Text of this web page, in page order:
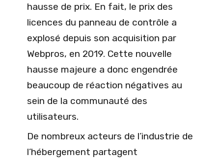
hausse de prix. En fait, le prix des
licences du panneau de contrôle a
explosé depuis son acquisition par
Webpros, en 2019. Cette nouvelle
hausse majeure a donc engendrée
beaucoup de réaction négatives au
sein de la communauté des
utilisateurs.
De nombreux acteurs de l’industrie de
l’hébergement partagent